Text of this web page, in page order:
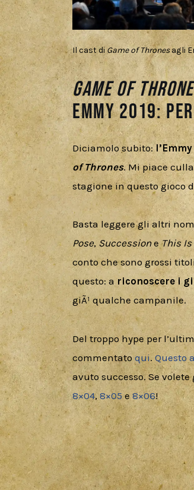
Il cast di Game of Thronesagli
Game of
Emmy 2019:
Diciamolo subito:
of Thrones. Mi piace
stagione in questo gioco
Basta leggere gli altri
Pose, Succession e This Is
conto che sono grossi
questo: a riconoscere i
giÃ¹ qualche campanile.
Del troppo hype per
commentato qui. Questo
avuto successo. Se
8×04, 8×05 e 8×06!